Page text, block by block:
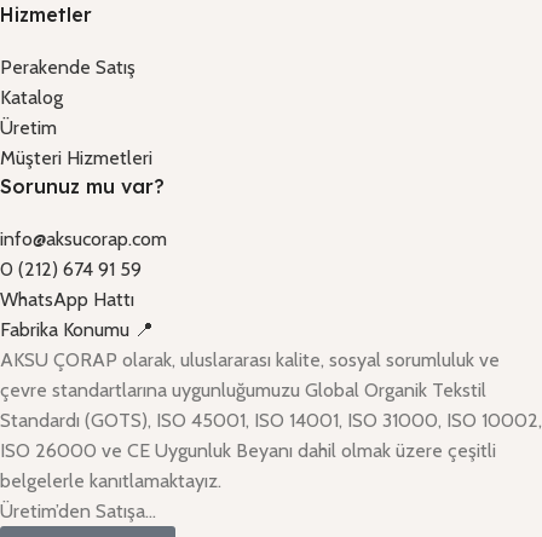
Hizmetler
Perakende Satış
Katalog
Üretim
Müşteri Hizmetleri
Sorunuz mu var?
info@aksucorap.com
0 (212) 674 91 59
WhatsApp Hattı
Fabrika Konumu 📍
AKSU ÇORAP olarak, uluslararası kalite, sosyal sorumluluk ve
çevre standartlarına uygunluğumuzu Global Organik Tekstil
Standardı (GOTS), ISO 45001, ISO 14001, ISO 31000, ISO 10002,
ISO 26000 ve CE Uygunluk Beyanı dahil olmak üzere çeşitli
belgelerle kanıtlamaktayız.
Üretim’den Satışa…